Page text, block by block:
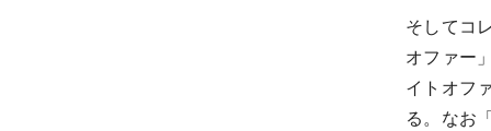
そしてコ
オファー
イトオフ
る。なお